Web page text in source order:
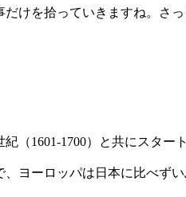
けを拾っていきますね。さっ
（1601-1700）と共にスタート
ヨーロッパは日本に比べず